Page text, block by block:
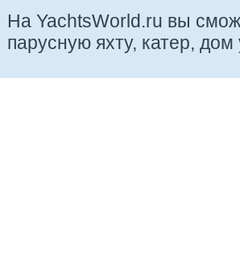
На YachtsWorld.ru вы
парусную яхту, катер, дом